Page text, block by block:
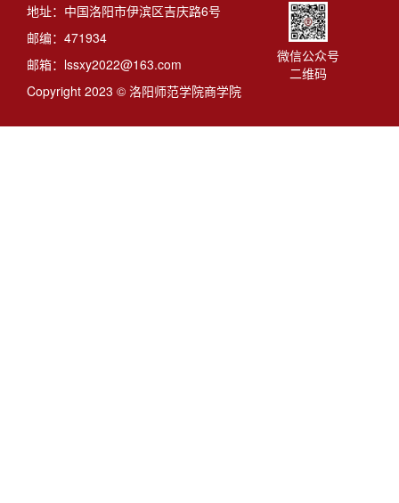
地址：中国洛阳市伊滨区吉庆路6号
邮编：471934
邮箱：lssxy2022@163.com
Copyright 2023 © 洛阳师范学院商学院
微信公众号
二维码